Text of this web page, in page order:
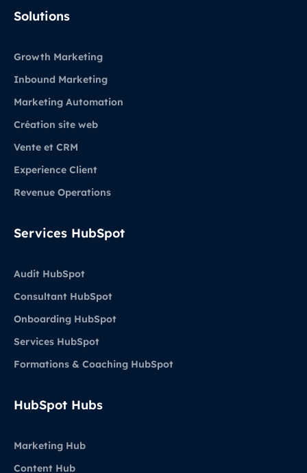
Solutions
Growth Marketing
Inbound Marketing
Marketing Automation
Création site web
Vente et CRM
Experience Client
Revenue Operations
Services HubSpot
Audit HubSpot
Consultant HubSpot
Onboarding HubSpot
Services HubSpot
Formations & Coaching HubSpot
HubSpot Hubs
Marketing Hub
Content Hub